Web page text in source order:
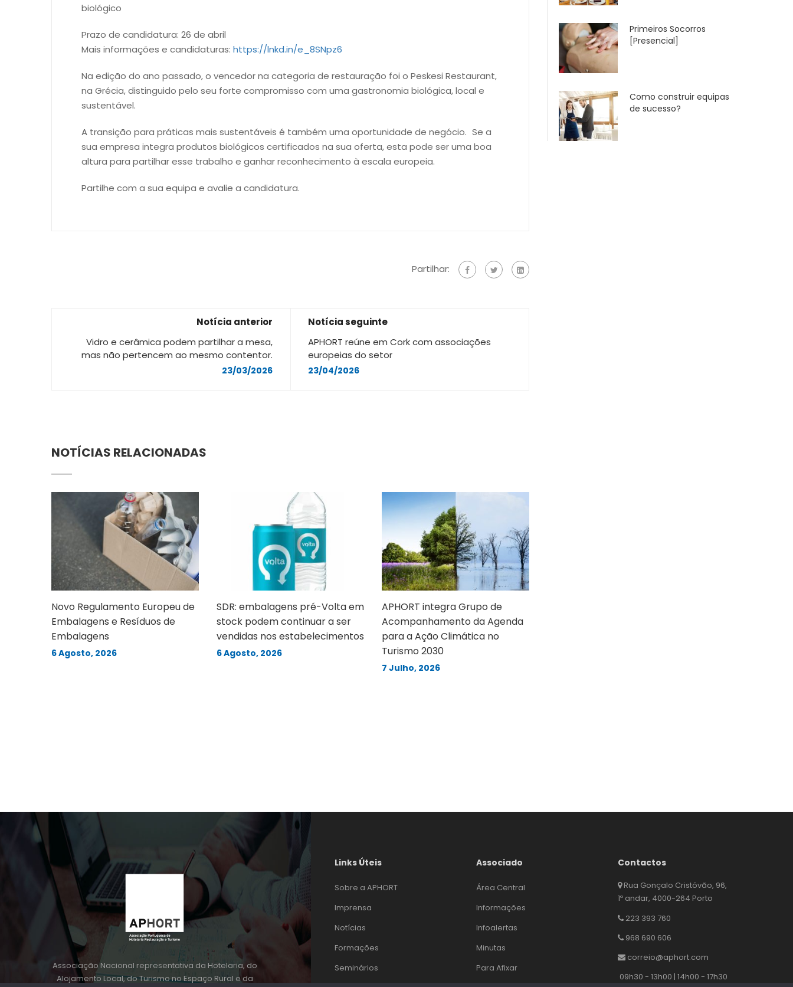
biológico
Prazo de candidatura: 26 de abril
Mais informações e candidaturas: https://lnkd.in/e_8SNpz6
Na edição do ano passado, o vencedor na categoria de restauração foi o Peskesi Restaurant,
na Grécia, distinguido pelo seu forte compromisso com uma gastronomia biológica, local e
sustentável.
A transição para práticas mais sustentáveis é também uma oportunidade de negócio. Se a
sua empresa integra produtos biológicos certificados na sua oferta, esta pode ser uma boa
altura para partilhar esse trabalho e ganhar reconhecimento à escala europeia.
Partilhe com a sua equipa e avalie a candidatura.
Partilhar:
Notícia anterior
Vidro e cerâmica podem partilhar a mesa,
mas não pertencem ao mesmo contentor.
23/03/2026
Notícia seguinte
APHORT reúne em Cork com associações
europeias do setor
23/04/2026
NOTÍCIAS RELACIONADAS
Novo Regulamento Europeu de
Embalagens e Resíduos de
Embalagens
6 Agosto, 2026
SDR: embalagens pré-Volta em
stock podem continuar a ser
vendidas nos estabelecimentos
6 Agosto, 2026
APHORT integra Grupo de
Acompanhamento da Agenda
para a Ação Climática no
Turismo 2030
7 Julho, 2026
Primeiros Socorros
[Presencial]
Como construir equipas
de sucesso?
Associação Nacional representativa da Hotelaria, do
Alojamento Local, do Turismo no Espaço Rural e da
Links Úteis
Sobre a APHORT
Imprensa
Notícias
Formações
Seminários
Associado
Área Central
Informações
Infoalertas
Minutas
Para Afixar
Contactos
Rua Gonçalo Cristóvão, 96,
1º andar, 4000-264 Porto
223 393 760
968 690 606
correio@aphort.com
09h30 - 13h00 | 14h00 - 17h30